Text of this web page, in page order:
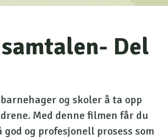
Del
og skoler å ta opp
Med denne filmen får du
og profesjonell prosess som